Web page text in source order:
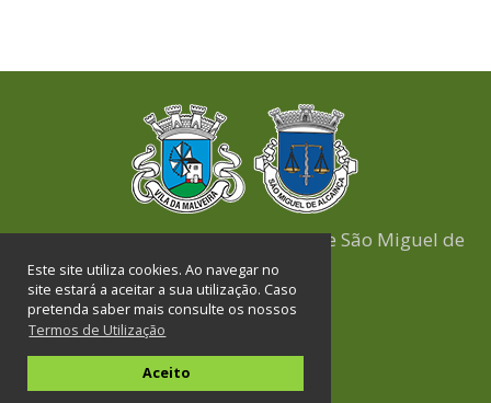
Este site utiliza cookies. Ao navegar no
site estará a aceitar a sua utilização. Caso
pretenda saber mais consulte os nossos
Termos de Utilização
Aceito
União das Freguesias de Malveira e São Miguel de
Links Úteis
Executivo